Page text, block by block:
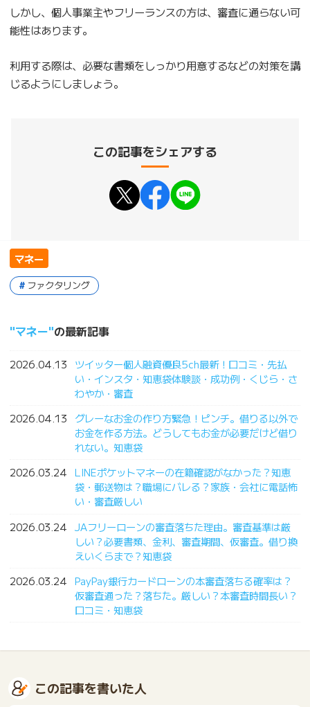
しかし、個人事業主やフリーランスの方は、審査に通らない可
能性はあります。
利用する際は、必要な書類をしっかり用意するなどの対策を講
じるようにしましょう。
この記事をシェアする
マネー
ファクタリング
マネー の最新記事
2026.04.13
ツイッター個人融資優良5ch最新！口コミ・先払
い・インスタ・知恵袋体験談・成功例・くじら・さ
わやか・審査
2026.04.13
グレーなお金の作り方緊急！ピンチ。借りる以外で
お金を作る方法。どうしてもお金が必要だけど借り
れない。知恵袋
2026.03.24 LINEポケットマネーの在籍確認がなかった？知恵
袋・郵送物は？職場にバレる？家族・会社に電話怖
い・審査厳しい
2026.03.24 JAフリーローンの審査落ちた理由。審査基準は厳
しい？必要書類、金利、審査期間、仮審査。借り換
えいくらまで？知恵袋
2026.03.24 PayPay銀行カードローンの本審査落ちる確率は？
仮審査通った？落ちた。厳しい？本審査時間長い？
口コミ・知恵袋
この記事を書いた人